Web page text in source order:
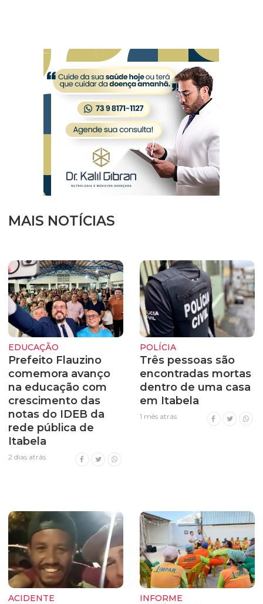
MAIS NOTÍCIAS
EDUCAÇÃO
Prefeito Flauzino
comemora avanço
na educação com
crescimento das
notas do IDEB da
rede pública de
Itabela
2 dias atrás
POLÍCIA
Três pessoas são
encontradas mortas
dentro de uma casa
em Itabela
1 mês atrás
ACIDENTE INFORME